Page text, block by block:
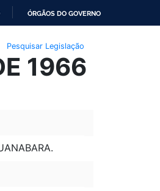
ÓRGÃOS DO GOVERNO
Pesquisar Legislação
1966